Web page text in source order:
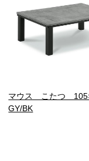
マウス こたつ
GY/BK